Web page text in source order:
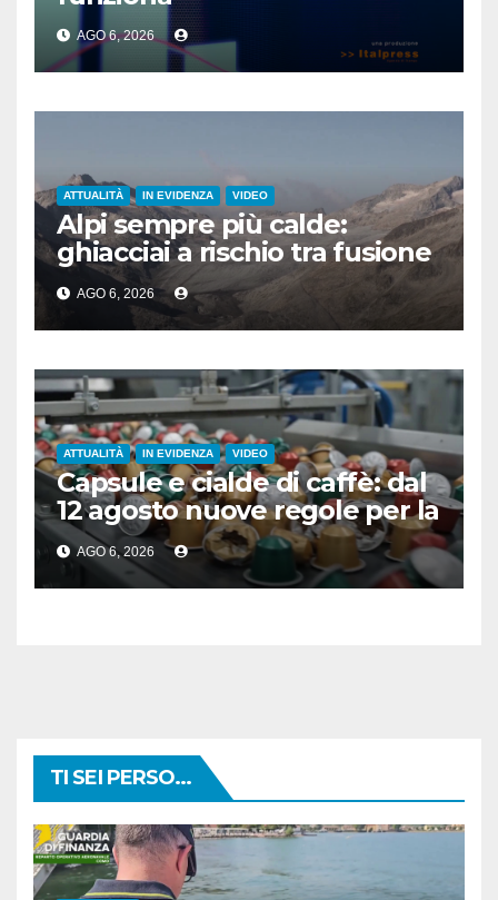
AGO 6, 2026
ATTUALITÀ IN EVIDENZA VIDEO
Alpi sempre più calde:
ghiacciai a rischio tra fusione
e siccità
AGO 6, 2026
ATTUALITÀ IN EVIDENZA VIDEO
Capsule e cialde di caffè: dal
12 agosto nuove regole per la
raccolta differenziata
AGO 6, 2026
TI SEI PERSO...